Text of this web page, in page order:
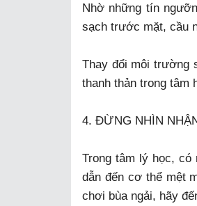
Nhờ những tín
sạch trước mặt, cầu
Thay đổi môi trường
thanh thản trong tâm
4. ĐỪNG NHÌN
Trong tâm lý học,
dẫn đến cơ thể mệt
chơi bùa ngải, hãy